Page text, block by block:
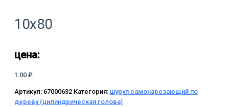
10х80
цена:
1.00 ₽
Артикул: 67000632 Категория: шуруп самонарезающий по
дереву (цилиндрическая голова)